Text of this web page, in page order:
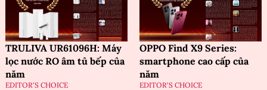
TRULIVA UR61096H: Máy
lọc nước RO âm tủ bếp của
năm
EDITOR'S CHOICE
OPPO Find X9 Series:
smartphone cao cấp của
năm
EDITOR'S CHOICE